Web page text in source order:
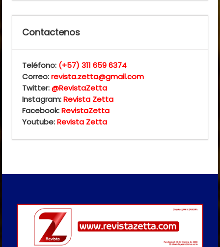
Contactenos
Teléfono: (+57) 311 659 6374
Correo:revista.zetta@gmail.com
Twitter:@RevistaZetta
Instagram:Revista Zetta
Facebook:RevistaZetta
Youtube:Revista Zetta